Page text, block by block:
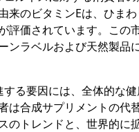
のビタミンEは、ひま
評価されています。この
ラベルおよび天然製品
る要因には、全体的な
は合成サプリメントの代
トレンドと、世界的に